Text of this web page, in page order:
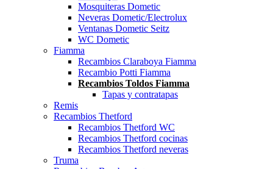
Mosquiteras Dometic
Neveras Dometic/Electrolux
Ventanas Dometic Seitz
WC Dometic
Fiamma
Recambios Claraboya Fiamma
Recambio Potti Fiamma
Recambios Toldos Fiamma
Tapas y contratapas
Remis
Recambios Thetford
Recambios Thetford WC
Recambios Thetford cocinas
Recambios Thetford neveras
Truma